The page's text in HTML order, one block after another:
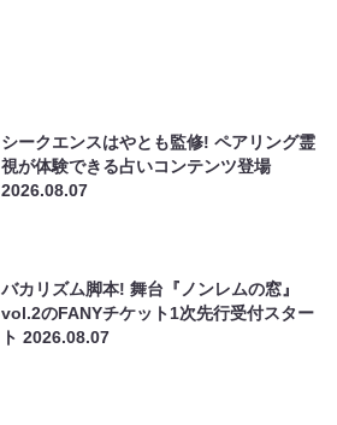
シークエンスはやとも監修! ペアリング霊
視が体験できる占いコンテンツ登場
2026.08.07
バカリズム脚本! 舞台『ノンレムの窓』
vol.2のFANYチケット1次先行受付スター
ト2026.08.07